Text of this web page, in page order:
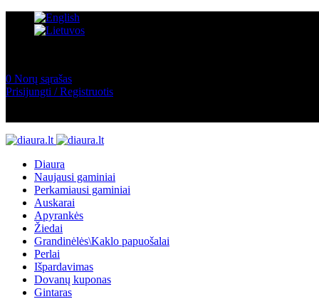
0 Norų sąrašas
Prisijungti / Registruotis
Diaura
Naujausi gaminiai
Perkamiausi gaminiai
Auskarai
Apyrankės
Žiedai
Grandinėlės\Kaklo papuošalai
Perlai
Išpardavimas
Dovanų kuponas
Gintaras